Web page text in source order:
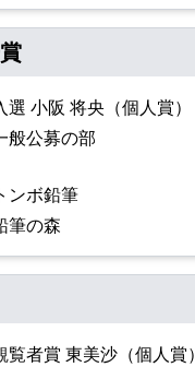
選 小阪 将央（個人賞）
般公募の部
ンボ鉛筆
筆の森
覧者賞 東美沙（個人賞）